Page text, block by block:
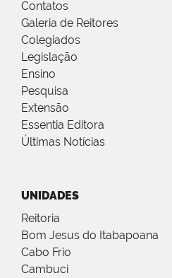
Contatos
Galeria de Reitores
Colegiados
Legislação
Ensino
Pesquisa
Extensão
Essentia Editora
Últimas Notícias
UNIDADES
Reitoria
Bom Jesus do Itabapoana
Cabo Frio
Cambuci